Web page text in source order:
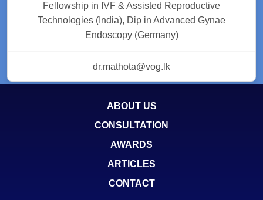
Fellowship in IVF & Assisted Reproductive
Technologies (India), Dip in Advanced Gynae
Endoscopy (Germany)
dr.mathota@vog.lk
ABOUT US
CONSULTATION
AWARDS
ARTICLES
CONTACT